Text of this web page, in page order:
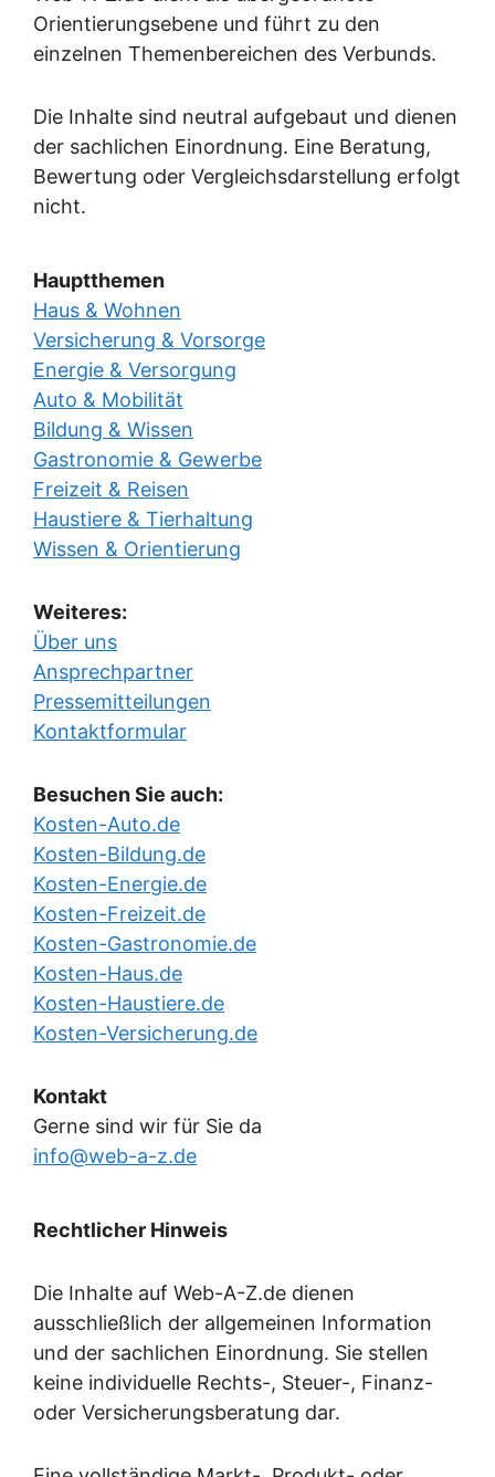
Orientierungsebene und führt zu den
einzelnen Themenbereichen des Verbunds.
Die Inhalte sind neutral aufgebaut und dienen
der sachlichen Einordnung. Eine Beratung,
Bewertung oder Vergleichsdarstellung erfolgt
nicht.
Hauptthemen
Haus & Wohnen
Versicherung & Vorsorge
Energie & Versorgung
Auto & Mobilität
Bildung & Wissen
Gastronomie & Gewerbe
Freizeit & Reisen
Haustiere & Tierhaltung
Wissen & Orientierung
Weiteres:
Über uns
Ansprechpartner
Pressemitteilungen
Kontaktformular
Besuchen Sie auch:
Kosten-Auto.de
Kosten-Bildung.de
Kosten-Energie.de
Kosten-Freizeit.de
Kosten-Gastronomie.de
Kosten-Haus.de
Kosten-Haustiere.de
Kosten-Versicherung.de
Kontakt
Gerne sind wir für Sie da
info@web-a-z.de
Rechtlicher Hinweis
Die Inhalte auf Web-A-Z.de dienen
ausschließlich der allgemeinen Information
und der sachlichen Einordnung. Sie stellen
keine individuelle Rechts-, Steuer-, Finanz-
oder Versicherungsberatung dar.